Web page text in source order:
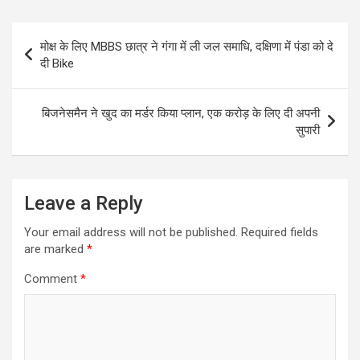
Post
navigation
मोक्ष के लिए MBBS छात्र ने गंगा में ली जल समाधि, दक्षिणा में पंडा को दे
दी Bike
बिजनेसमैन ने खुद का मर्डर किया प्लान, एक करोड़ के लिए दी अपनी
सुपारी
Leave a Reply
Your email address will not be published. Required fields
are marked *
Comment *